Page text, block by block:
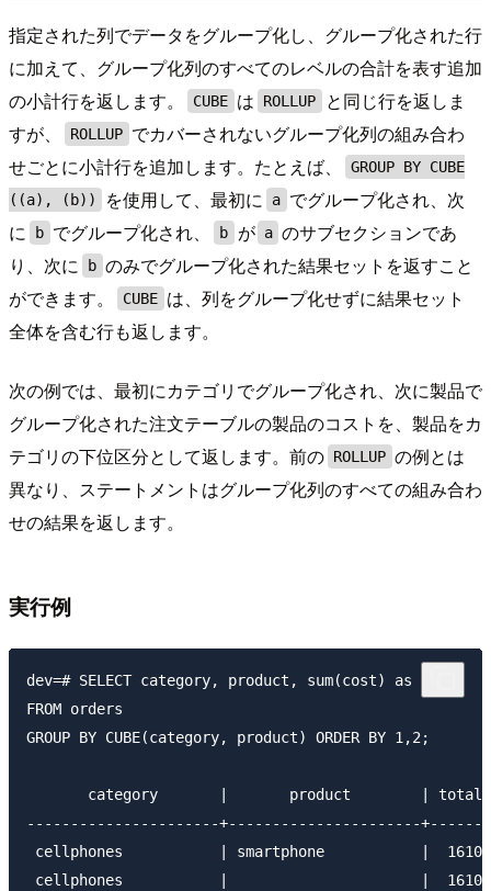
指定された列でデータをグループ化し、グループ化された行
に加えて、グループ化列のすべてのレベルの合計を表す追加
の小計行を返します。
CUBE は ROLLUP
と同じ行を返しま
すが、
ROLLUP でカバーされないグループ化列の組み合わ
せごとに小計行を追加します。たとえば、
GROUP BY CUBE
((a), (b))
を使用して、最初に a でグループ化され、次
に
b でグループ化され、 b が a のサブセクションであ
り、次に
b のみでグループ化された結果セットを返すこと
ができます。
CUBE は、列をグループ化せずに結果セット
全体を含む行も返します。
次の例では、最初にカテゴリでグループ化され、次に製品で
グループ化された注文テーブルの製品のコストを、製品をカ
テゴリの下位区分として返します。前の ROLLUP の例とは
異なり、ステートメントはグループ化列のすべての組み合わ
せの結果を返します。
実行例
dev=# SELECT category, product, sum(cost) as total
FROM orders
GROUP BY CUBE(category, product) ORDER BY 1,2;
       category       |       product        | total
----------------------+----------------------+-------
cellphones           | smartphone           |  1610
cellphones           |                      |  1610